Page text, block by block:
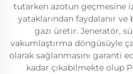
tutarken azotun geçmesine
yataklarından faydalanır ve
gazı üretir. Jeneratör,
vakumlaştırma döngüsüyle
olarak sağlanmasını garanti
kadar çıkabilmekte olup